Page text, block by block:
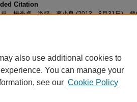
Citation
、楊秀卓、游靜、李小良 (2013，8月31日)。
also use additional cookies to
You can manage your
see our Cookie Policy